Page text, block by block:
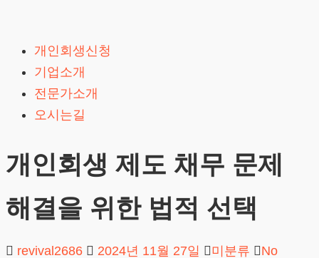
content
개인회생신청
기업소개
전문가소개
오시는길
개인회생 제도 채무 문제
해결을 위한 법적 선택
revival2686 2024년 11월 27일 미분류
No